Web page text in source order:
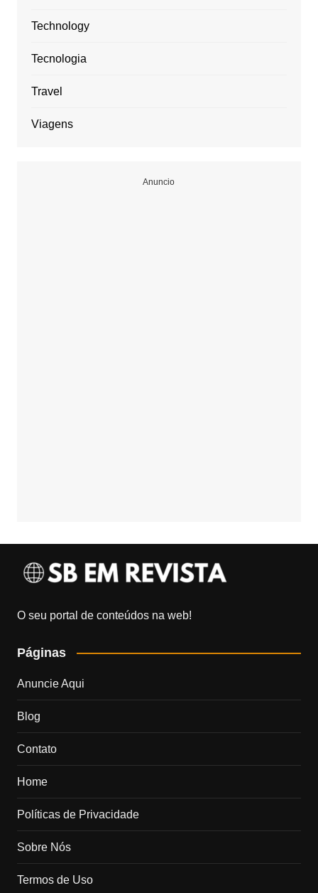
Technology
Tecnologia
Travel
Viagens
Anuncio
O seu portal de conteúdos na web!
Páginas
Anuncie Aqui
Blog
Contato
Home
Políticas de Privacidade
Sobre Nós
Termos de Uso